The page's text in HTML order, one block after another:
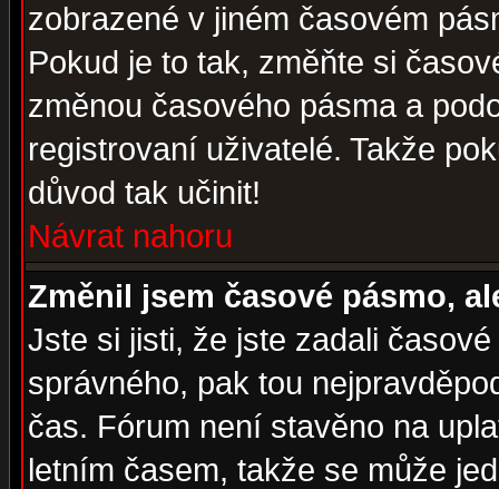
zobrazené v jiném časovém
Pokud je to tak, změňte si
změnou časového pásma a
registrovaní uživatelé. Takže
důvod tak učinit!
Návrat nahoru
Změnil jsem časové pásmo,
Jste si jisti, že jste zadali
správného, pak tou
čas. Fórum není stavěno na
letním časem, takže se může